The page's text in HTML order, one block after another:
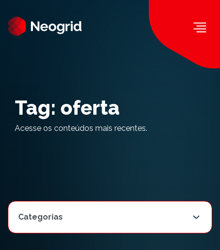
Tag: oferta
Acesse os conteúdos mais recentes.